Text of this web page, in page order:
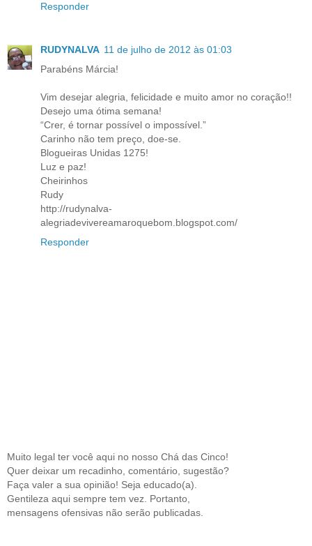
Responder
RUDYNALVA 11 de julho de 2012 às 01:03
Parabéns Márcia!
Vim desejar alegria, felicidade e muito amor no coração!!
Desejo uma ótima semana!
“Crer, é tornar possível o impossível.”
Carinho não tem preço, doe-se.
Blogueiras Unidas 1275!
Luz e paz!
Cheirinhos
Rudy
http://rudynalva-
alegriadevivereamaroquebom.blogspot.com/
Responder
Muito legal ter você aqui no nosso Chá das Cinco!
Quer deixar um recadinho, comentário, sugestão?
Faça valer a sua opinião! Seja educado(a).
Gentileza aqui sempre tem vez. Portanto,
mensagens ofensivas não serão publicadas.